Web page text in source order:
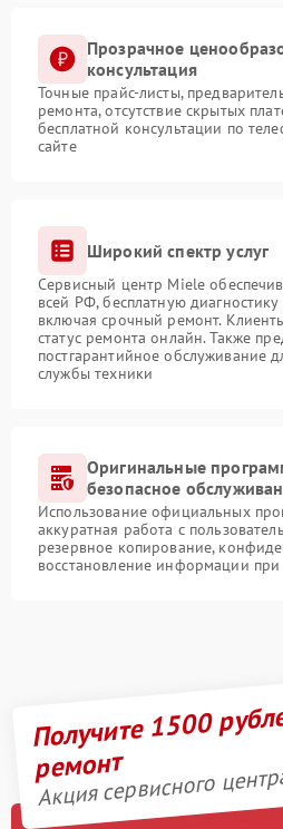
Прозрачное
консультация
Точные прайс-листы,
ремонта, отсутствие скрытых
бесплатной консультации по
сайте
Широкий спектр услуг
Сервисный центр Miele
всей РФ, бесплатную
включая срочный ремонт.
статус ремонта онлайн. Также
постгарантийное обслуживание
службы техники
Оригинальные
безопасное
Использование официальных
аккуратная работа с
резервное копирование,
восстановление информации
Получите 1500
ремонт
Акция сервисного